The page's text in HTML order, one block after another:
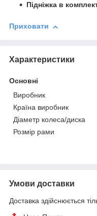
Підніжка в
Приховати
Характеристики
Основні
Виробник
Країна виробник
Діаметр колеса/диска
Розмір рами
Умови доставки
Доставка здійснюється